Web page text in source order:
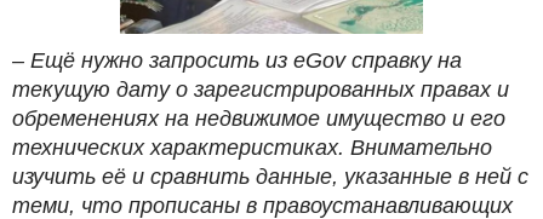
– Ещё нужно запросить из eGov справку на
текущую дату о зарегистрированных правах и
обременениях на недвижимое имущество и его
технических характеристиках. Внимательно
изучить её и сравнить данные, указанные в ней с
теми, что прописаны в правоустанавливающих